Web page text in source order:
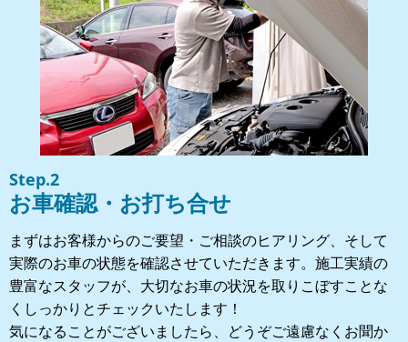
Step.2
お車確認・お打ち合せ
まずはお客様からのご要望・ご相談のヒアリング、そして
実際のお車の状態を確認させていただきます。施工実績の
豊富なスタッフが、大切なお車の状況を取りこぼすことな
くしっかりとチェックいたします！
気になることがございましたら、どうぞご遠慮なくお聞か